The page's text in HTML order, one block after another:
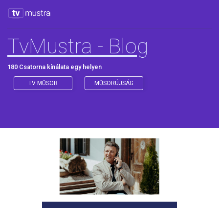
TvMustra - Blog
180 Csatorna kínálata egy helyen
TV MŰSOR MŰSORÚJSÁG